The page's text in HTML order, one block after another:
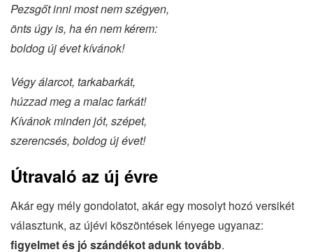
Pezsgőt inni most nem szégyen,
önts úgy is, ha én nem kérem:
boldog új évet kívánok!
Végy álarcot, tarkabarkát,
húzzad meg a malac farkát!
Kívánok minden jót, szépet,
szerencsés, boldog új évet!
Útravaló az új évre
Akár egy mély gondolatot, akár egy mosolyt hozó versikét
választunk, az újévi köszöntések lényege ugyanaz:
figyelmet és jó szándékot adunk tovább.